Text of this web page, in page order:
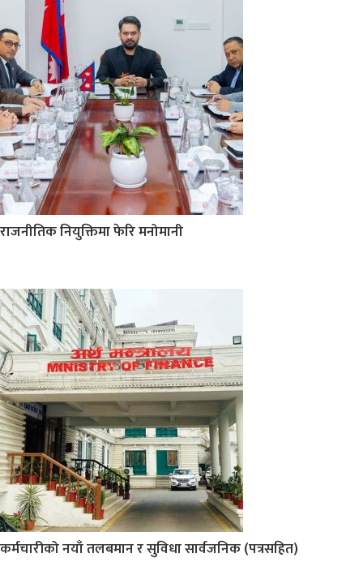
राजनीतिक नियुक्तिमा फेरि मनोमानी
कर्मचारीको नयाँ तलबमान र सुविधा सार्वजनिक (पत्रसहित)